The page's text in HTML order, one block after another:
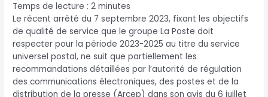
Temps de lecture :2 minutes
Le récent arrêté du 7 septembre 2023, fixant les objectifs
de qualité de service que le groupe La Poste doit
respecter pour la période 2023-2025 au titre du service
universel postal, ne suit que partiellement les
recommandations détaillées par l’autorité de régulation
des communications électroniques, des postes et de la
distribution de la presse (Arcep) dans son avis du 6 juillet